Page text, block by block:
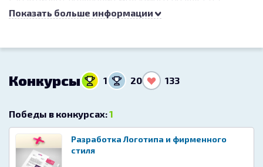
Показать больше информации
Конкурсы 1 20 133
Победы в конкурсах:1
Разработка Логотипа и фирменного
стиля